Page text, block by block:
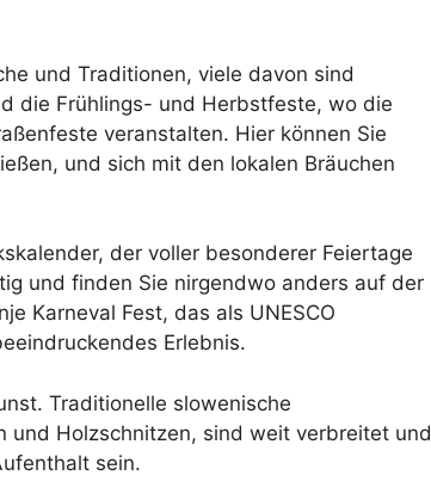
und Traditionen, viele davon sind
die Frühlings- und Herbstfeste, wo die
veranstalten. Hier können Sie
und sich mit den lokalen Bräuchen
der voller besonderer Feiertage
und finden Sie nirgendwo anders auf der
Karneval Fest, das als UNESCO
Erlebnis.
Traditionelle slowenische
und Holzschnitzen, sind weit verbreitet und
sein.